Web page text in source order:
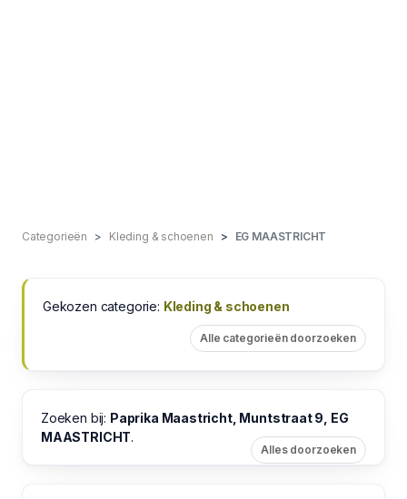
Categorieën Kleding & schoenen EG MAASTRICHT
Gekozen categorie: Kleding & schoenen
Alle categorieën doorzoeken
Zoeken bij: Paprika Maastricht, Muntstraat 9, EG
MAASTRICHT.
Alles doorzoeken